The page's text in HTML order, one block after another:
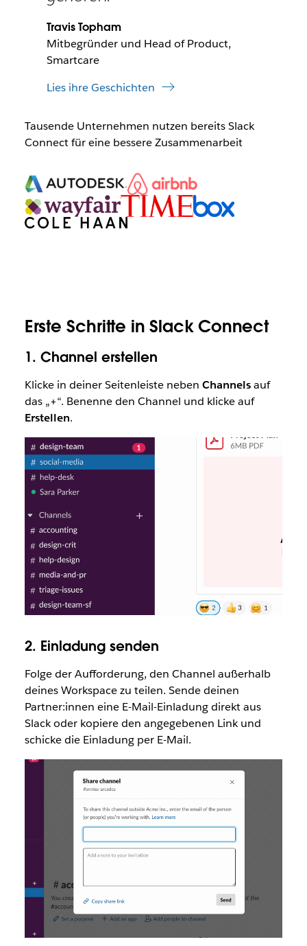
Travis Topham
Mitbegründer und Head of Product,
Smartcare
Lies ihre Geschichten
Tausende Unternehmen nutzen bereits Slack
Connect für eine bessere Zusammenarbeit
Erste Schritte in Slack Connect
1. Channel erstellen
Klicke in deiner Seitenleiste neben Channelsauf
das „+“. Benenne den Channel und klicke auf
Erstellen.
2. Einladung senden
Folge der Aufforderung, den Channel außerhalb
deines Workspace zu teilen. Sende deinen
Partner:innen eine E-Mail-Einladung direkt aus
Slack oder kopiere den angegebenen Link und
schicke die Einladung per E-Mail.